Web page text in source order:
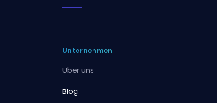
Unternehmen
Über uns
Blog